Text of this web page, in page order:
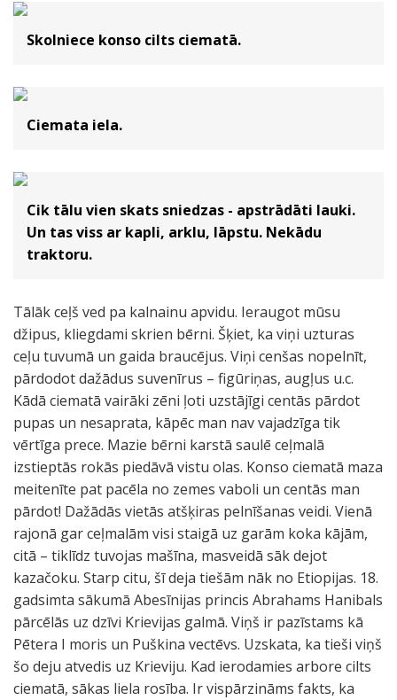
Skolniece konso cilts ciematā.
Ciemata iela.
Cik tālu vien skats sniedzas - apstrādāti lauki.
Un tas viss ar kapli, arklu, lāpstu. Nekādu
traktoru.
Tālāk ceļš ved pa kalnainu apvidu. Ieraugot mūsu
džipus, kliegdami skrien bērni. Šķiet, ka viņi uzturas
ceļu tuvumā un gaida braucējus. Viņi cenšas nopelnīt,
pārdodot dažādus suvenīrus – figūriņas, augļus u.c.
Kādā ciematā vairāki zēni ļoti uzstājīgi centās pārdot
pupas un nesaprata, kāpēc man nav vajadzīga tik
vērtīga prece. Mazie bērni karstā saulē ceļmalā
izstieptās rokās piedāvā vistu olas. Konso ciematā maza
meitenīte pat pacēla no zemes vaboli un centās man
pārdot! Dažādās vietās atšķiras pelnīšanas veidi. Vienā
rajonā gar ceļmalām visi staigā uz garām koka kājām,
citā – tiklīdz tuvojas mašīna, masveidā sāk dejot
kazačoku. Starp citu, šī deja tiešām nāk no Etiopijas. 18.
gadsimta sākumā Abesīnijas princis Abrahams Hanibals
pārcēlās uz dzīvi Krievijas galmā. Viņš ir pazīstams kā
Pētera I moris un Puškina vectēvs. Uzskata, ka tieši viņš
šo deju atvedis uz Krieviju. Kad ierodamies arbore cilts
ciematā, sākas liela rosība. Ir vispārzināms fakts, ka